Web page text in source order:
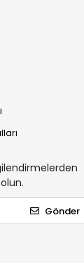
Gönder